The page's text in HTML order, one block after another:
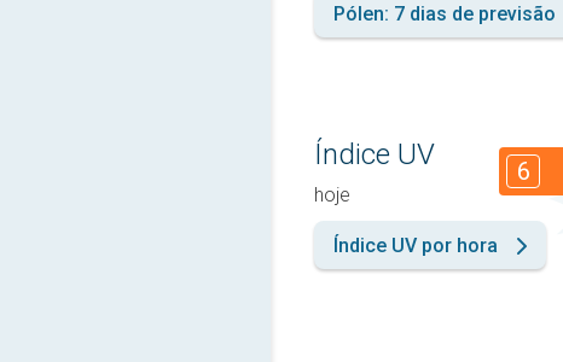
Pólen: 7 dias de previsão
Índice UV
hoje
6
Índice UV por hora